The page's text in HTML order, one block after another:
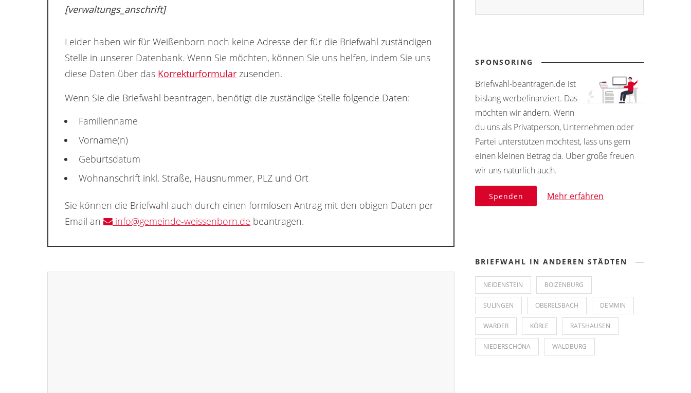
[verwaltungs_anschrift]
Leider haben wir für Weißenborn noch keine Adresse der für die Briefwahl zuständigen
Stelle in unserer Datenbank. Wenn Sie möchten, können Sie uns helfen, indem Sie uns
diese Daten über das Korrekturformular zusenden.
Wenn Sie die Briefwahl beantragen, benötigt die zuständige Stelle folgende Daten:
Familienname
Vorname(n)
Geburtsdatum
Wohnanschrift inkl. Straße, Hausnummer, PLZ und Ort
Sie können die Briefwahl auch durch einen formlosen Antrag mit den obigen Daten per
Email an
info@gemeinde-weissenborn.de beantragen.
SPONSORING
Briefwahl-beantragen.de ist
bislang werbefinanziert. Das
möchten wir ändern. Wenn
du uns als Privatperson, Unternehmen oder
Partei unterstützen möchtest, lass uns gern
einen kleinen Betrag da. Über große freuen
wir uns natürlich auch.
Spenden Mehr erfahren
BRIEFWAHL IN ANDEREN STÄDTEN
NEIDENSTEIN BOIZENBURG
SULINGEN OBERELSBACH DEMMIN
WARDER KÖRLE RATSHAUSEN
NIEDERSCHÖNA WALDBURG